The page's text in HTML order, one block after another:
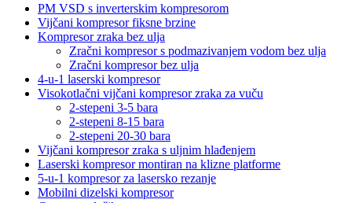
PM VSD s inverterskim kompresorom
Vijčani kompresor fiksne brzine
Kompresor zraka bez ulja
Zračni kompresor s podmazivanjem vodom bez ulja
Zračni kompresor bez ulja
4-u-1 laserski kompresor
Visokotlačni vijčani kompresor zraka za vuču
2-stepeni 3-5 bara
2-stepeni 8-15 bara
2-stepeni 20-30 bara
Vijčani kompresor zraka s uljnim hlađenjem
Laserski kompresor montiran na klizne platforme
5-u-1 kompresor za lasersko rezanje
Mobilni dizelski kompresor